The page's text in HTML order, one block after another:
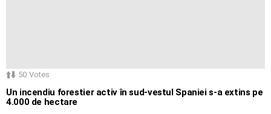
50 Votes
Un incendiu forestier activ în sud-vestul Spaniei s-a extins pe
4.000 de hectare